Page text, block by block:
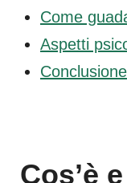
Come
Aspetti
Conclusione
Cos’è